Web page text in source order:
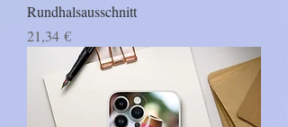
Rundhalsausschnitt
Prezzo
21,34 €